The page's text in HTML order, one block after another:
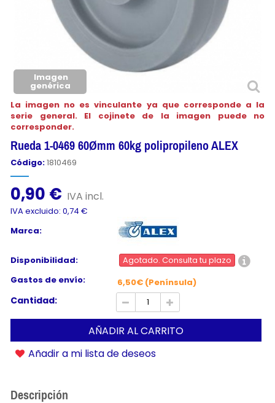
Imagen
genérica
La imagen no es vinculante ya que corresponde a la
serie general. El cojinete de la imagen puede no
corresponder.
Rueda 1-0469 60Ømm 60kg polipropileno ALEX
Código:1810469
0,90 € IVA incl.
IVA excluido: 0,74 €
Marca:
Disponibilidad:
Agotado. Consulta tu plazo
Gastos de envío:
6,50€ (Península)
Cantidad:
AÑADIR AL CARRITO
Añadir a mi lista de deseos
Descripción